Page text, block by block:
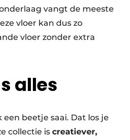
vangt de meeste
vloer kan dus zo
vloer zonder extra
alles
beetje saai. Dat los je
collectie is creatiever,